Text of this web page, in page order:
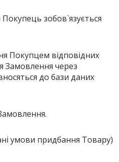
зобов`язується
Покупцем відповідних
Замовлення через
до бази даних
умови придбання Товару)